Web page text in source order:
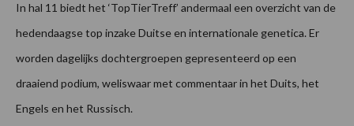
In hal 11 biedt het ‘TopTierTreff’ andermaal een overzicht van de
hedendaagse top inzake Duitse en internationale genetica. Er
worden dagelijks dochtergroepen gepresenteerd op een
draaiend podium, weliswaar met commentaar in het Duits, het
Engels en het Russisch.